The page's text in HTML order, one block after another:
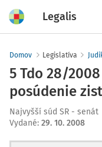
Legalis
Domov Legislatíva
5 Tdo 28/
posúdenie
Najvyšší súd SR - senát
Vydané: 29. 10. 2008